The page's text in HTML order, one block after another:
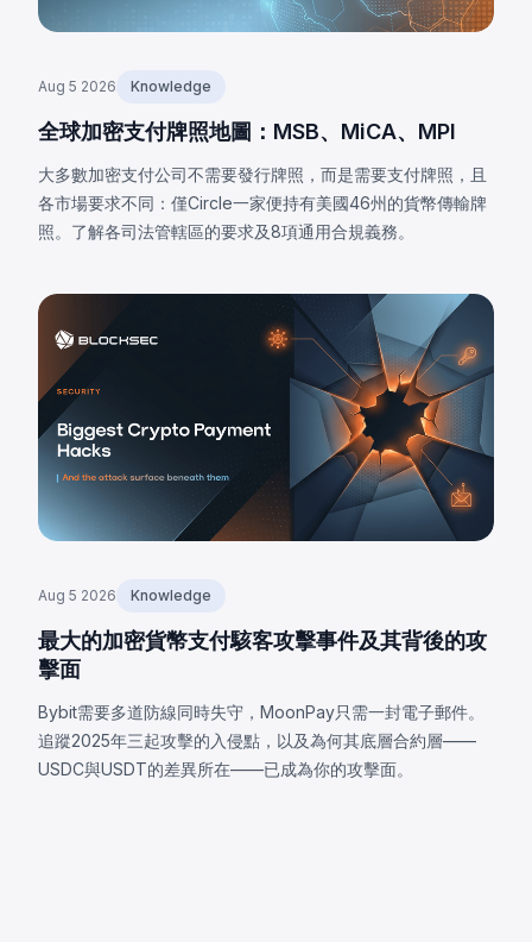
Aug 5 2026 Knowledge
全球加密支付牌照地圖：MSB、MiCA、MPI
大多數加密支付公司不需要發行牌照，而是需要支付牌照，且
各市場要求不同：僅Circle一家便持有美國46州的貨幣傳輸牌
照。了解各司法管轄區的要求及8項通用合規義務。
Aug 5 2026 Knowledge
最大的加密貨幣支付駭客攻擊事件及其背後的攻
擊面
Bybit需要多道防線同時失守，MoonPay只需一封電子郵件。
追蹤2025年三起攻擊的入侵點，以及為何其底層合約層——
USDC與USDT的差異所在——已成為你的攻擊面。